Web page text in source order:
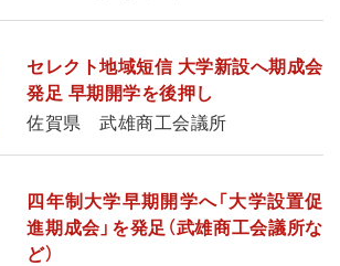
セレクト地域短信 大学新設へ期成会
発足 早期開学を後押し
佐賀県 武雄商工会議所
四年制大学早期開学へ「大学設置促
進期成会」を発足（武雄商工会議所な
ど）